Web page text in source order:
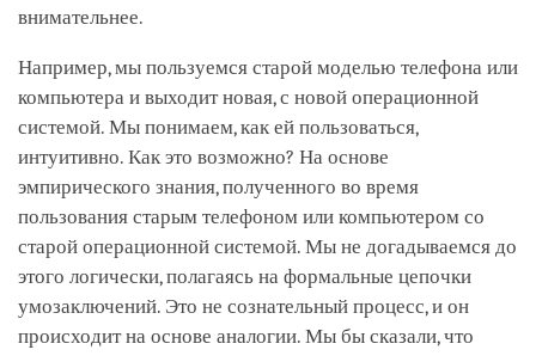
внимательнее.
Например, мы пользуемся старой моделью телефона или
компьютера и выходит новая, с новой операционной
системой. Мы понимаем, как ей пользоваться,
интуитивно. Как это возможно? На основе
эмпирического знания, полученного во время
пользования старым телефоном или компьютером со
старой операционной системой. Мы не догадываемся до
этого логически, полагаясь на формальные цепочки
умозаключений. Это не сознательный процесс, и он
происходит на основе аналогии. Мы бы сказали, что